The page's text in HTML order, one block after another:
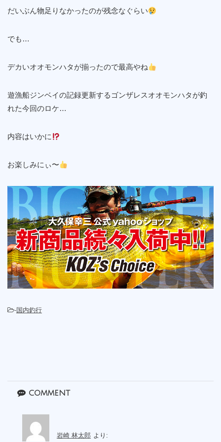
だいぶん物足りなかったのが残念なぐらい
でも…
デカいオオモンハタが揃ったので最高やね
遊漁船ジンベイの記録更新するゴンザレスオオモンハタが釣
れた今回のロケ…
内容はいかに
お楽しみにぃ〜
-国内釣行
comment
岩崎 林太郎 より: